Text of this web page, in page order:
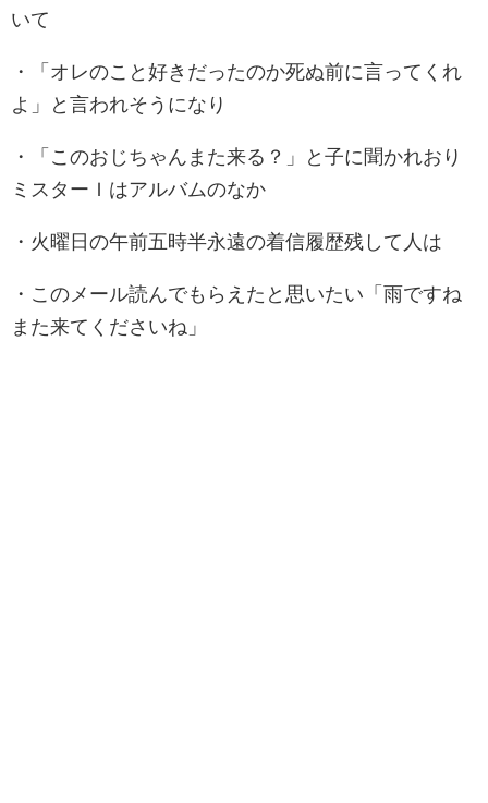
いて
・「オレのこと好きだったのか死ぬ前に言ってくれ
よ」と言われそうになり
・「このおじちゃんまた来る？」と子に聞かれおり
ミスターＩはアルバムのなか
・火曜日の午前五時半永遠の着信履歴残して人は
・このメール読んでもらえたと思いたい「雨ですね
また来てくださいね」